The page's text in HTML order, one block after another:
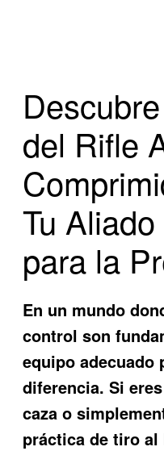
del Rifle
Tu
para la
En un mundo
control son
equipo adecuado
diferencia. Si
caza o
práctica de tiro al